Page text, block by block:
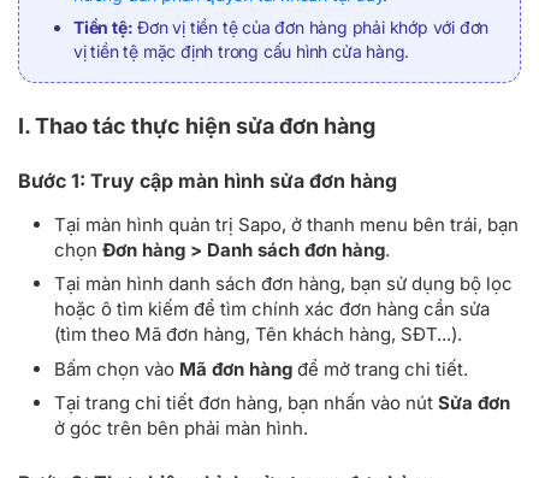
Tiền tệ: Đơn vị tiền tệ của đơn hàng phải khớp với đơn
vị tiền tệ mặc định trong cấu hình cửa hàng.
I. Thao tác thực hiện sửa đơn hàng
Bước 1: Truy cập màn hình sửa đơn hàng
Tại màn hình quản trị Sapo, ở thanh menu bên trái, bạn
chọn Đơn hàng > Danh sách đơn hàng.
Tại màn hình danh sách đơn hàng, bạn sử dụng bộ lọc
hoặc ô tìm kiếm để tìm chính xác đơn hàng cần sửa
(tìm theo Mã đơn hàng, Tên khách hàng, SĐT...).
Bấm chọn vào Mã đơn hàng để mở trang chi tiết.
Tại trang chi tiết đơn hàng, bạn nhấn vào nút Sửa đơn
ở góc trên bên phải màn hình.